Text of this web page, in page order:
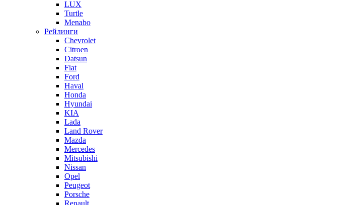
LUX
Turtle
Menabo
Рейлинги
Chevrolet
Citroen
Datsun
Fiat
Ford
Haval
Honda
Hyundai
KIA
Lada
Land Rover
Mazda
Mercedes
Mitsubishi
Nissan
Opel
Peugeot
Porsche
Renault